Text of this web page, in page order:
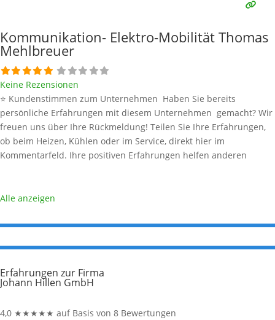
Kommunikation- Elektro-Mobilität Thomas
Mehlbreuer
Keine Rezensionen
⭐ Kundenstimmen zum Unternehmen Haben Sie bereits
persönliche Erfahrungen mit diesem Unternehmen gemacht? Wir
freuen uns über Ihre Rückmeldung! Teilen Sie Ihre Erfahrungen,
ob beim Heizen, Kühlen oder im Service, direkt hier im
Kommentarfeld. Ihre positiven Erfahrungen helfen anderen
und bleibenWeiterlesen …
Alle anzeigen
Erfahrungen zur Firma
Johann Hillen GmbH
4,0 ★★★★★ auf Basis von 8 Bewertungen